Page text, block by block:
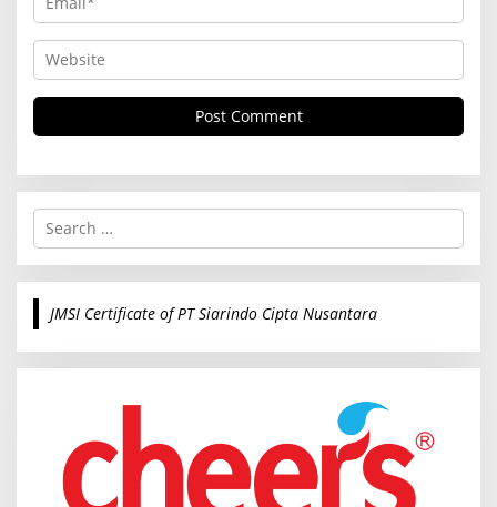
S
r
c
o
JMSI Certificate of PT Siarindo Cipta Nusantara